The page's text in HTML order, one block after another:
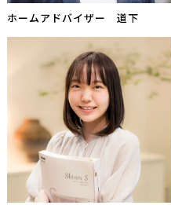
ホームアドバイザー 道下